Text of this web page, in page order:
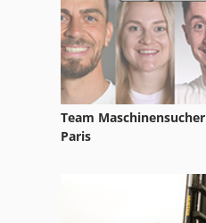
Schleifspindel
Schleifstein
Schleifwalze
Schneideanlage
Walter
Team
Paris